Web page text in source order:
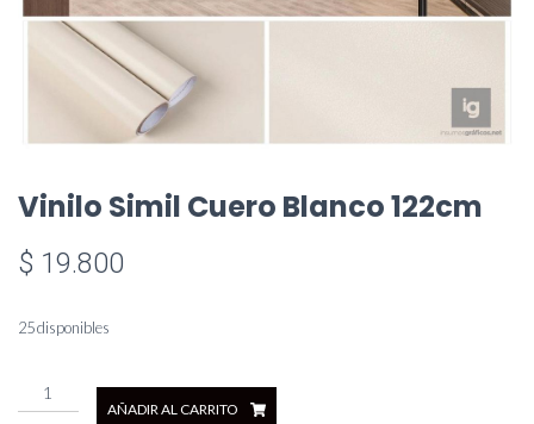
Vinilo Simil Cuero Blanco 122cm
$ 19.800
25 disponibles
Vinilo
Simil
AÑADIR AL CARRITO